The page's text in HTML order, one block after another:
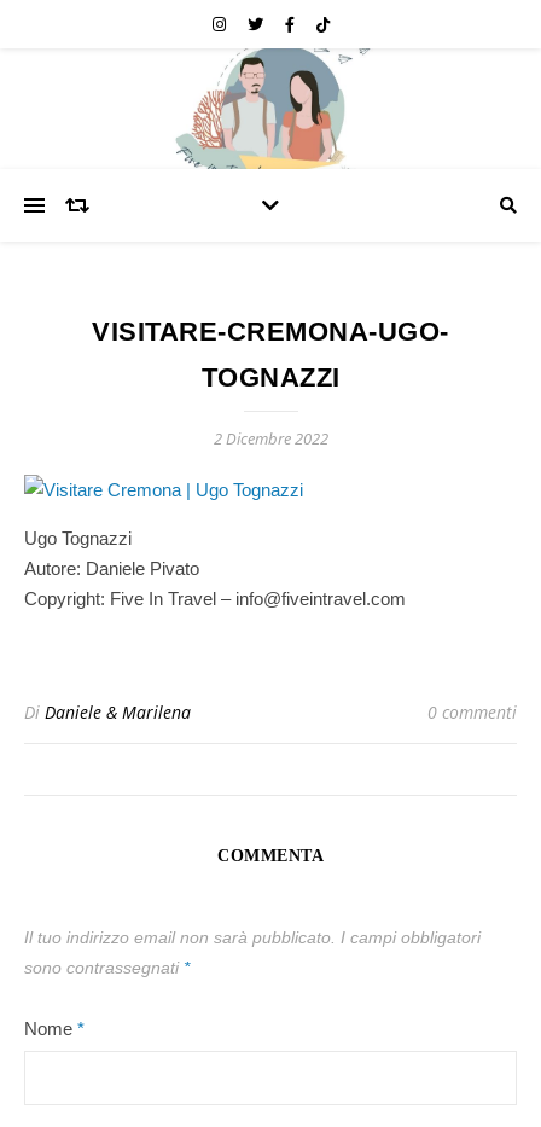
VISITARE-CREMONA-UGO-
TOGNAZZI
2 Dicembre 2022
Ugo Tognazzi
Autore: Daniele Pivato
Copyright: Five In Travel – info@fiveintravel.com
Di Daniele & Marilena 0 commenti
COMMENTA
Il tuo indirizzo email non sarà pubblicato. I campi obbligatori
sono contrassegnati *
Nome *